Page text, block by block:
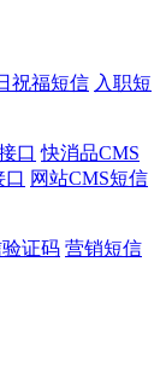
祝福短信 入职短
口 快消品CMS
口 网站CMS短信
证码 营销短信